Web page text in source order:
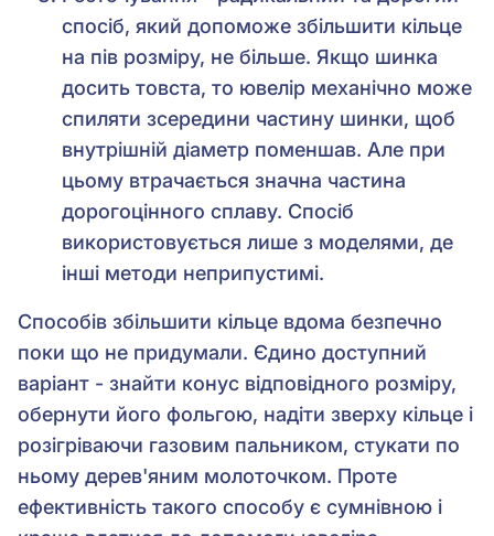
спосіб, який допоможе збільшити кільце
на пів розміру, не більше. Якщо шинка
досить товста, то ювелір механічно може
спиляти зсередини частину шинки, щоб
внутрішній діаметр поменшав. Але при
цьому втрачається значна частина
дорогоцінного сплаву. Спосіб
використовується лише з моделями, де
інші методи неприпустимі.
Способів збільшити кільце вдома безпечно
поки що не придумали. Єдино доступний
варіант - знайти конус відповідного розміру,
обернути його фольгою, надіти зверху кільце і
розігріваючи газовим пальником, стукати по
ньому дерев'яним молоточком. Проте
ефективність такого способу є сумнівною і